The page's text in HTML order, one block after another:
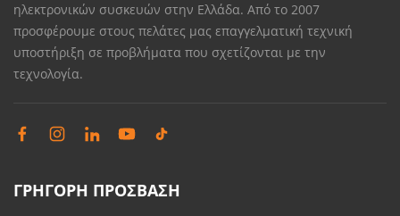
ηλεκτρονικών συσκευών στην Ελλάδα. Από το 2007
προσφέρουμε στους πελάτες μας επαγγελματική τεχνική
υποστήριξη σε προβλήματα που σχετίζονται με την
τεχνολογία.
ΓΡΗΓΟΡΗ ΠΡΟΣΒΑΣΗ